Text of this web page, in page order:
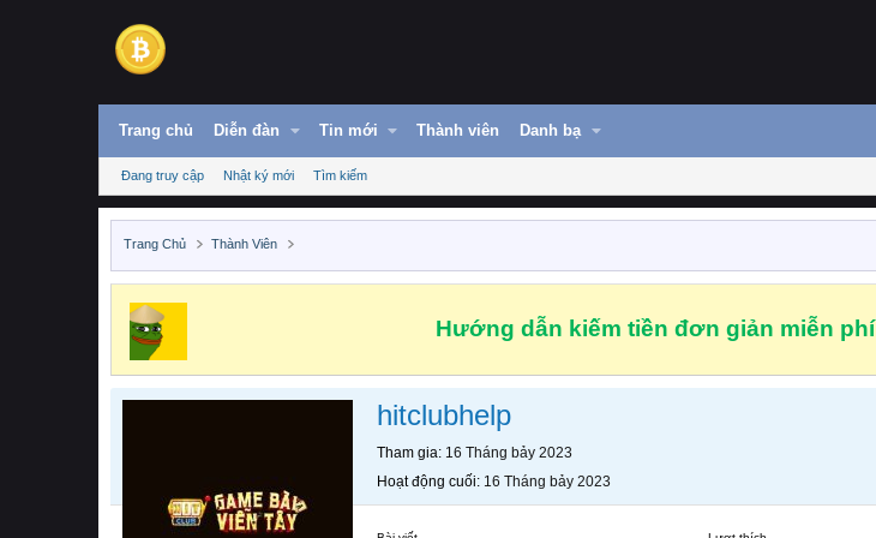
Trang chủ Diễn đàn Tin mới Thành viên Danh bạ
Đang truy cập Nhật ký mới Tìm kiếm
Trang Chủ Thành Viên
Hướng dẫn kiếm tiền đơn giản miễn phí
hitclubhelp
Tham gia 16 Tháng bảy 2023
Hoạt động cuối 16 Tháng bảy 2023